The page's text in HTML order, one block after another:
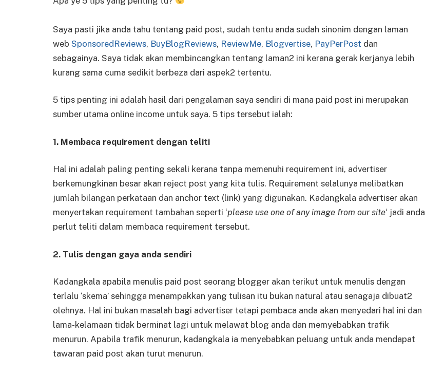
Saya pasti jika anda tahu tentang paid post, sudah tentu anda sudah sinonim dengan laman
web SponsoredReviews, BuyBlogReviews, ReviewMe, Blogvertise, PayPerPost dan
sebagainya. Saya tidak akan membincangkan tentang laman2 ini kerana gerak kerjanya lebih
kurang sama cuma sedikit berbeza dari aspek2 tertentu.
5 tips penting ini adalah hasil dari pengalaman saya sendiri di mana paid post ini merupakan
sumber utama online income untuk saya. 5 tips tersebut ialah:
1. Membaca requirement dengan teliti
Hal ini adalah paling penting sekali kerana tanpa memenuhi requirement ini, advertiser
berkemungkinan besar akan reject post yang kita tulis. Requirement selalunya melibatkan
jumlah bilangan perkataan dan anchor text (link) yang digunakan. Kadangkala advertiser akan
menyertakan requirement tambahan seperti ‘please use one of any image from our site‘ jadi anda
perlut teliti dalam membaca requirement tersebut.
2. Tulis dengan gaya anda sendiri
Kadangkala apabila menulis paid post seorang blogger akan terikut untuk menulis dengan
terlalu ‘skema’ sehingga menampakkan yang tulisan itu bukan natural atau senagaja dibuat2
olehnya. Hal ini bukan masalah bagi advertiser tetapi pembaca anda akan menyedari hal ini dan
lama-kelamaan tidak berminat lagi untuk melawat blog anda dan memyebabkan trafik
menurun. Apabila trafik menurun, kadangkala ia menyebabkan peluang untuk anda mendapat
tawaran paid post akan turut menurun.